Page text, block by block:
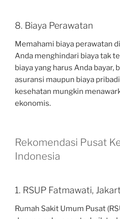
8. Biaya Perawatan
Memahami biaya perawatan
Anda menghindari biaya tak
biaya yang harus Anda bayar,
asuransi maupun biaya
kesehatan mungkin
ekonomis.
Rekomendasi Pusat
Indonesia
1. RSUP Fatmawati,
Rumah Sakit Umum Pusat